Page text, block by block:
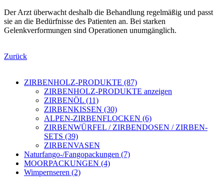
Der Arzt überwacht deshalb die Behandlung regelmäßig und passt
sie an die Bedürfnisse des Patienten an. Bei starken
Gelenkverformungen sind Operationen unumgänglich.
Zurück
ZIRBENHOLZ-PRODUKTE (87)
ZIRBENHOLZ-PRODUKTE anzeigen
ZIRBENÖL (11)
ZIRBENKISSEN (30)
ALPEN-ZIRBENFLOCKEN (6)
ZIRBENWÜRFEL / ZIRBENDOSEN / ZIRBEN-
SETS (39)
ZIRBENVASEN
Naturfango-/Fangopackungen (7)
MOORPACKUNGEN (4)
Wimpernseren (2)